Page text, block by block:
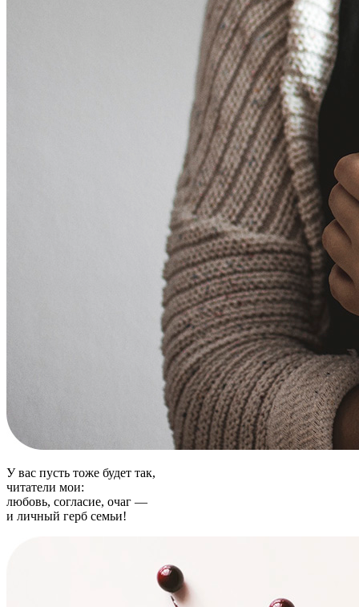
У вас пусть тоже будет так,
читатели мои:
любовь, согласие, очаг —
и личный герб семьи!